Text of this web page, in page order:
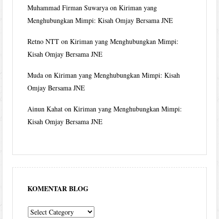
Muhammad Firman Suwarya onKiriman yang
Menghubungkan Mimpi: Kisah Omjay Bersama JNE
Retno NTT onKiriman yang Menghubungkan Mimpi:
Kisah Omjay Bersama JNE
Muda onKiriman yang Menghubungkan Mimpi: Kisah
Omjay Bersama JNE
Ainun Kahat onKiriman yang Menghubungkan Mimpi:
Kisah Omjay Bersama JNE
KOMENTAR BLOG
komentar